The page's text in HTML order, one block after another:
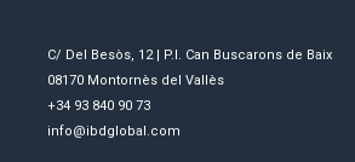
C/ Del Besòs, 12 | P.I. Can Buscarons de Baix
08170 Montornès del Vallès
+34 93 840 90 73
info@ibdglobal.com